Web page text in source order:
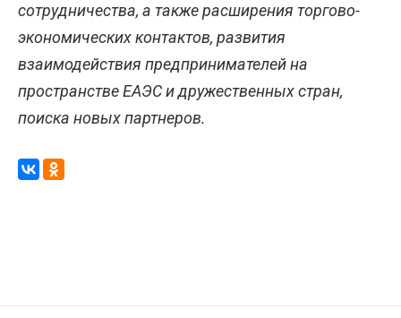
сотрудничества, а также расширения торгово-
экономических контактов, развития
взаимодействия предпринимателей на
пространстве ЕАЭС и дружественных стран,
поиска новых партнеров.